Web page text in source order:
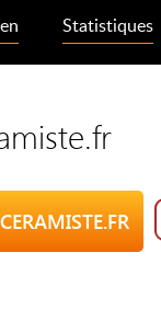
Statistiques